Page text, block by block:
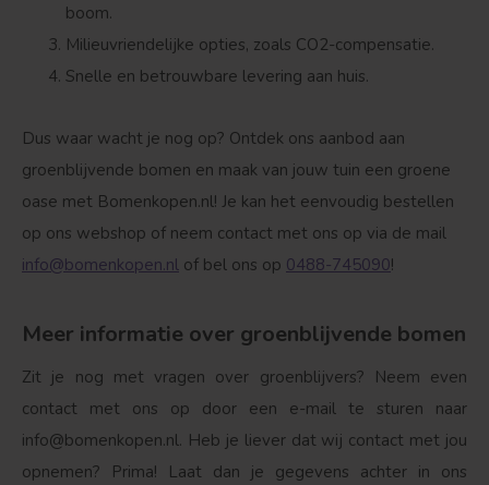
boom.
Milieuvriendelijke opties, zoals CO2-compensatie.
Snelle en betrouwbare levering aan huis.
Dus waar wacht je nog op? Ontdek ons aanbod aan
groenblijvende bomen en maak van jouw tuin een groene
oase met Bomenkopen.nl! Je kan het eenvoudig bestellen
op ons webshop of neem contact met ons op via de mail
info@bomenkopen.nl of bel ons op 0488-745090!
Meer informatie over groenblijvende bomen
Zit je nog met vragen over groenblijvers? Neem even
contact met ons op door een e-mail te sturen naar
info@bomenkopen.nl. Heb je liever dat wij contact met jou
opnemen? Prima! Laat dan je gegevens achter in ons